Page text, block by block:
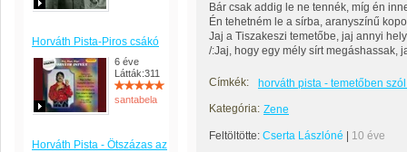
Horváth Pista-Piros csákó
6 éve
Látták:311
santabela
Horváth Pista - Ötszázas az
Bár csak addig le ne tennék, míg én
Én tehetném le a sírba, aranyszínű
Jaj a Tiszakeszi temetőbe, jaj annyi
/:Jaj, hogy egy mély sírt megáshassak,
Címkék:
horváth pista - temetőben
Kategória: Zene
Feltöltötte: Cserta Lászlóné 10 éve